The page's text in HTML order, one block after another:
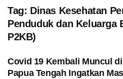
Tag: Dinas Kesehatan
Penduduk dan Keluarga
P2KB)
Covid 19 Kembali Muncul
Papua Tengah Ingatkan